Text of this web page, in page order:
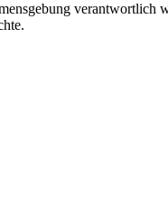
verantwortlich